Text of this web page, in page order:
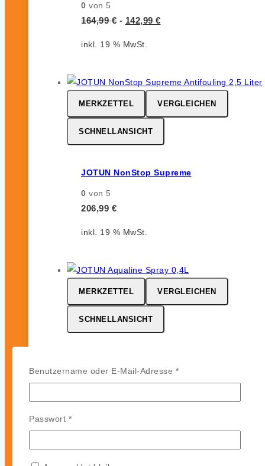
0 von 5
164,99€ - 142,99 €
inkl. 19 % MwSt.
MERKZETTEL VERGLEICHEN
SCHNELLANSICHT
JOTUN NonStop Supreme
0 von 5
206,99 €
inkl. 19 % MwSt.
MERKZETTEL VERGLEICHEN
SCHNELLANSICHT
Benutzername oder E-Mail-Adresse *Erforderlich
Passwort *Erforderlich